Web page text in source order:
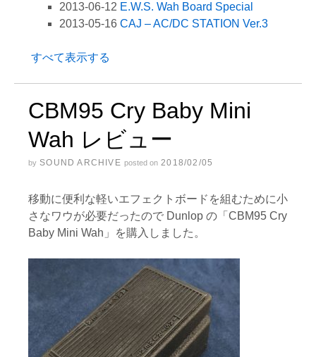
2013-06-12 E.W.S. Wah Board Special
2013-05-16 CAJ – AC/DC STATION Ver.3
すべて表示する
CBM95 Cry Baby Mini
Wah レビュー
by SOUND ARCHIVE posted on 2018/02/05
移動に便利な軽いエフェクトボードを組むために小
さなワウが必要だったので Dunlop の「CBM95 Cry
Baby Mini Wah」を購入しました。